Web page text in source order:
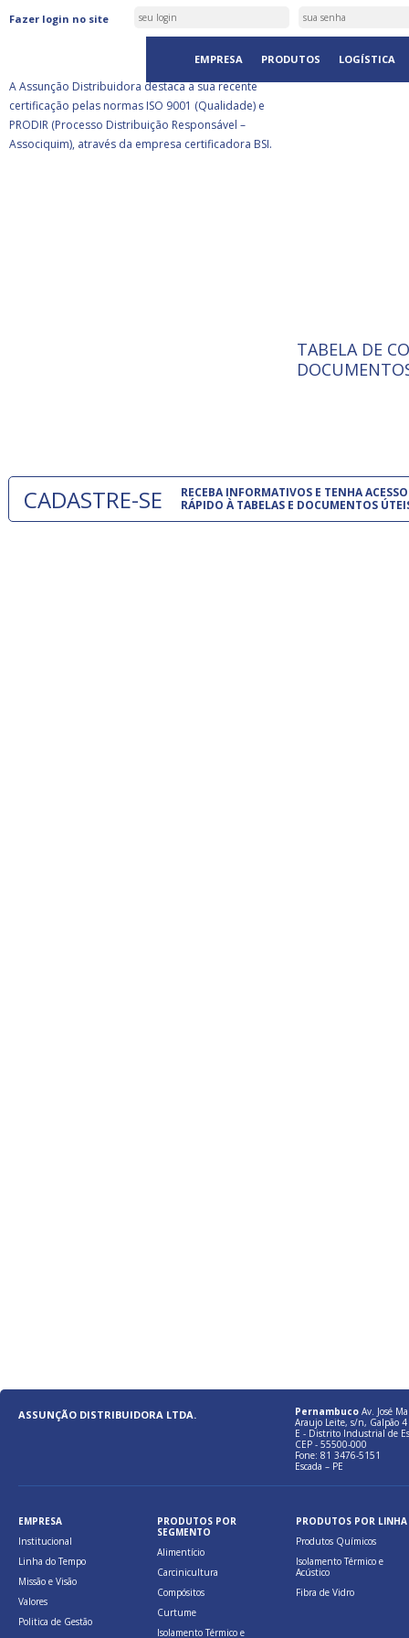
Fazer login no site
EMPRESA PRODUTOS LOGÍSTICA
ASSUNÇÃO DISTRIBUIDORA É
CERTIFICADA PELA BSI
A Assunção Distribuidora destaca a sua recente
certificação pelas normas ISO 9001 (Qualidade) e
PRODIR (Processo Distribuição Responsável –
Associquim), através da empresa certificadora BSI.
ISO 9001:
A
TABELA DE
CADASTRE-SE
RECEBA INFORMATIVOS E TENHA ACESSO
RÁPIDO À TABELAS E DOCUMENTOS
ASSUNÇÃO DISTRIBUIDORA LTDA. Pernambuco Av. José
Araujo Leite, s/n, Galpão 4
E - Distrito Industrial de
CEP - 55500-000
Fone: 81 3476-5151
Escada – PE
EMPRESA
Institucional
Linha do Tempo
Missão e Visão
Valores
Politica de Gestão
PRODUTOS POR
SEGMENTO
Alimentício
Carcinicultura
Compósitos
Curtume
Isolamento Térmico e
PRODUTOS POR LINHA
Produtos Químicos
Isolamento Térmico e
Acústico
Fibra de Vidro